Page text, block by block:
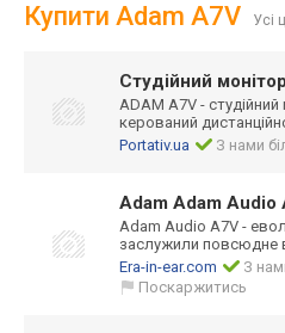
Купити Adam A7V Усі
Студійний
ADAM A7V -
керований
Portativ.ua
З нами
Adam Adam Audio
Adam Audio A7V -
заслужили повсюдне
Era-in-ear.com
З
Поскаржитись